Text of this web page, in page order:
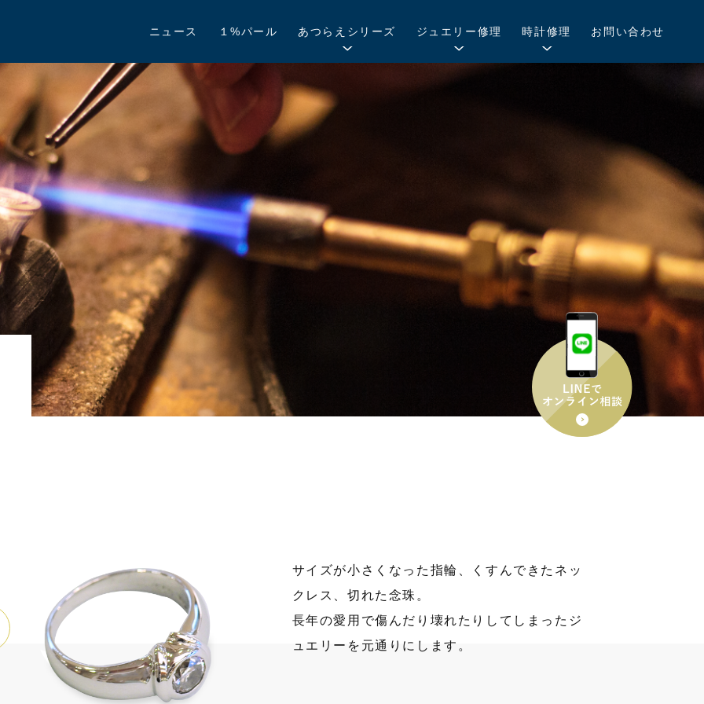
JEWELRYニュース １%パール あつらえシリーズ ジュエリー修理 時計修理 お問い合わせ
サイズが小さくなった指輪、くすんできたネッ
クレス、切れた念珠。
長年の愛用で傷んだり壊れたりしてしまったジ
ュエリーを元通りにします。